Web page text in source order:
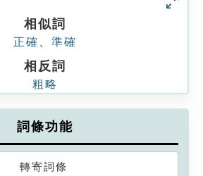
相似詞
正確 準確
相反詞
粗略
詞條功能
轉寄詞條